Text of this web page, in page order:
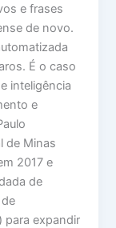
e frases
de novo.
É o caso
inteligência
e
de Minas
2017 e
de
para expandir